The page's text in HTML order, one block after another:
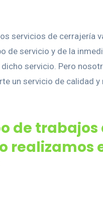
servicios de cerrajería
de servicio y de la
servicio. Pero
un servicio de calidad y
de trabajos
realizamos